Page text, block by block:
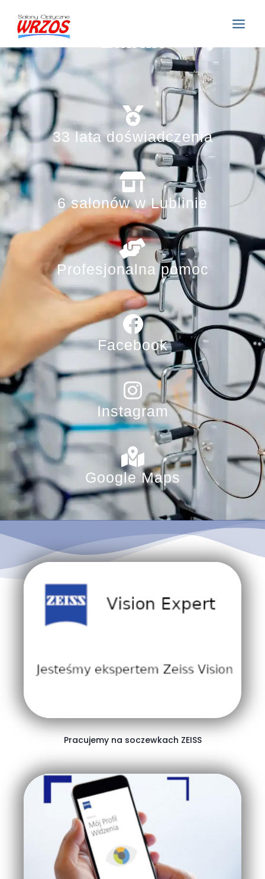
Salony Optyczne Wrzos
33 lata doświadczenia
6 salonów w Lublinie
Profesjonalna pomoc
Facebook
Instagram
Google Maps
Pracujemy na soczewkach ZEISS